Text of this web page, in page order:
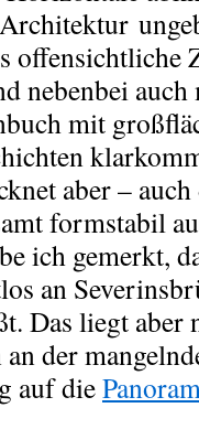
offensichtliche
nebenbei
mit
aber –
formstabil
ich gemerkt,
an
Das liegt aber
der
auf die